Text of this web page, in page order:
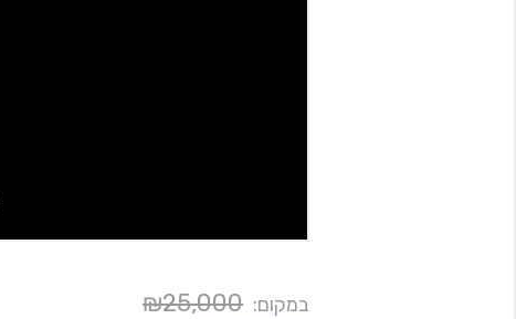
במקום: ₪25,000